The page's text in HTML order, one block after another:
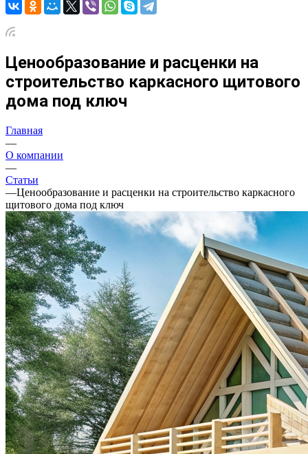
Ценообразование и расценки на
строительство каркасного щитового
дома под ключ
Главная
—
О компании
—
Статьи
—Ценообразование и расценки на строительство каркасного
щитового дома под ключ